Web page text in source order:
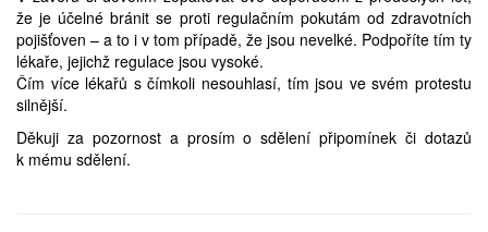
že je účelné bránit se proti regulačním pokutám od zdravotních
pojišťoven – a to i v tom případě, že jsou nevelké. Podpoříte tím ty
lékaře, jejichž regulace jsou vysoké.
Čím více lékařů s čímkoli nesouhlasí, tím jsou ve svém protestu
silnější.
Děkuji za pozornost a prosím o sdělení připomínek či dotazů
k mému sdělení.